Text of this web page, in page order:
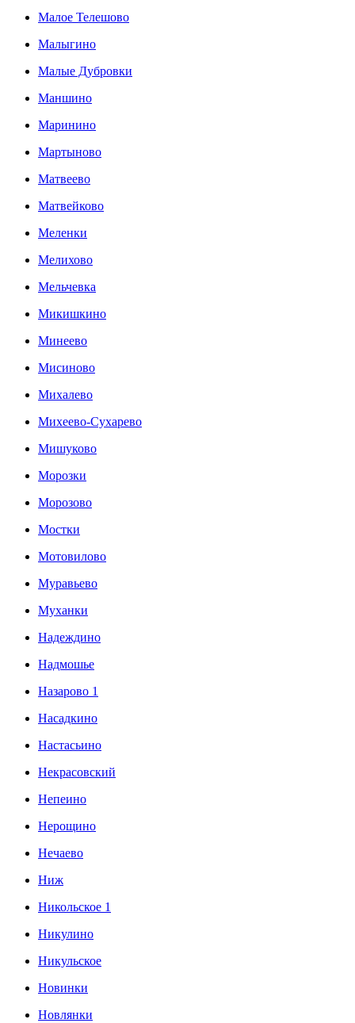
Малое Телешово
Малыгино
Малые Дубровки
Маншино
Маринино
Мартыново
Матвеево
Матвейково
Меленки
Мелихово
Мельчевка
Микишкино
Минеево
Мисиново
Михалево
Михеево-Сухарево
Мишуково
Морозки
Морозово
Мостки
Мотовилово
Муравьево
Муханки
Надеждино
Надмошье
Назарово 1
Насадкино
Настасьино
Некрасовский
Непеино
Нерощино
Нечаево
Ниж
Никольское 1
Никулино
Никульское
Новинки
Новлянки